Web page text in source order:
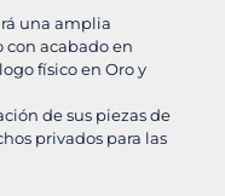
una amplia
con acabado en
físico en Oro y
de sus piezas de
privados para las